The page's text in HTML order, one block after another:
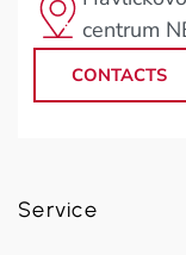
centrum
CONTACTS
Service